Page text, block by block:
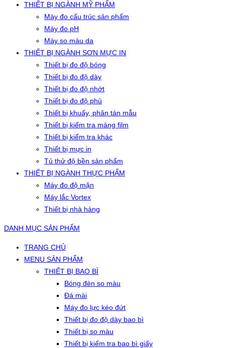
THIẾT BỊ NGÀNH MỸ PHẨM
Máy đo cấu trúc sản phẩm
Máy đo pH
Máy so màu da
THIẾT BỊ NGÀNH SƠN MỰC IN
Thiết bị đo độ bóng
Thiết bị đo độ dày
Thiết bị đo độ nhớt
Thiết bị đo độ phủ
Thiết bị khuấy, phân tán mẫu
Thiết bị kiểm tra màng film
Thiết bị kiểm tra khác
Thiết bị mực in
Tủ thử độ bền sản phẩm
THIẾT BỊ NGÀNH THỰC PHẨM
Máy đo độ mặn
Máy lắc Vortex
Thiết bị nhà hàng
DANH MỤC SẢN PHẨM
TRANG CHỦ
MENU SẢN PHẨM
THIẾT BỊ BAO BÌ
Bóng đèn so màu
Đá mài
Máy đo lực kéo đứt
Thiết bị đo độ dày bao bì
Thiết bị so màu
Thiết bị kiểm tra bao bì giấy